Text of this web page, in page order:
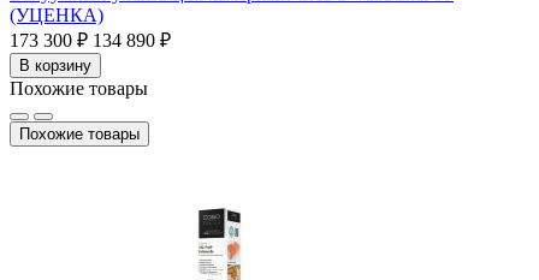
(УЦЕНКА)
173 300 ₽ 134 890 ₽
В корзину
Похожие товары
Похожие товары